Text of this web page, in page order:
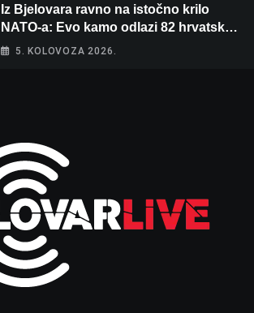
Iz Bjelovara ravno na istočno krilo
NATO-a: Evo kamo odlazi 82 hrvatska
vojnika i 6 vojnikinja
5. KOLOVOZA 2026.